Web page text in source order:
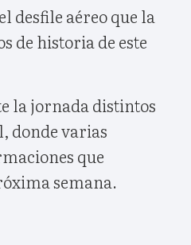
desfile aéreo que la
de historia de este
la jornada distintos
donde varias
que
semana.